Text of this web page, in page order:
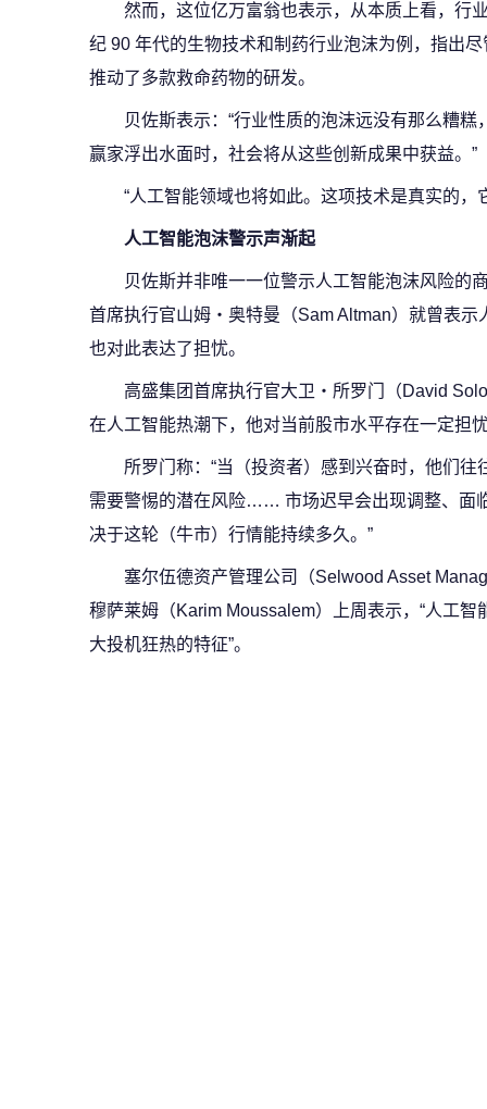
然而，这位亿万富翁也表示，从本质上看，行
纪 90 年代的生物技术和制药行业泡沫为例，指出
推动了多款救命药物的研发。
贝佐斯表示：“行业性质的泡沫远没有那么糟
赢家浮出水面时，社会将从这些创新成果中获益。”
“人工智能领域也将如此。这项技术是真实的，
人工智能泡沫警示声渐起
贝佐斯并非唯一一位警示人工智能泡沫风险的
首席执行官山姆・奥特曼（Sam Altman）就曾表
也对此表达了担忧。
高盛集团首席执行官大卫・所罗门（David
在人工智能热潮下，他对当前股市水平存在一定担
所罗门称：“当（投资者）感到兴奋时，他们
需要警惕的潜在风险…… 市场迟早会出现调整、面
决于这轮（牛市）行情能持续多久。”
塞尔伍德资产管理公司（Selwood Asset
穆萨莱姆（Karim Moussalem）上周表示，“人工
大投机狂热的特征”。